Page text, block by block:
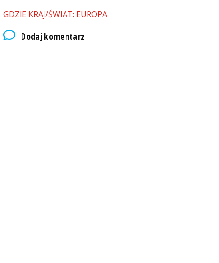
GDZIE KRAJ/ŚWIAT: EUROPA
Dodaj komentarz